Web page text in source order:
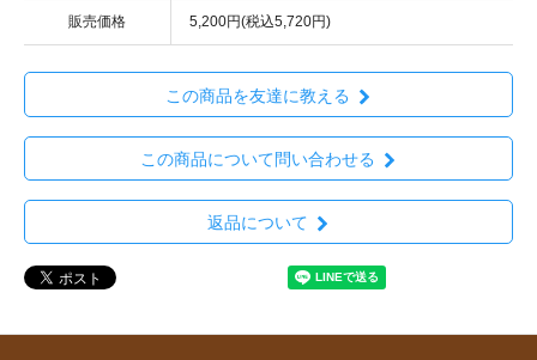
販売価格 5,200円(税込5,720円)
この商品を友達に教える
この商品について問い合わせる
返品について